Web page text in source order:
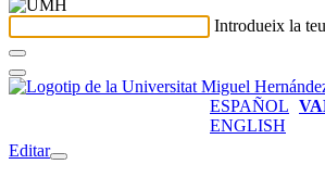
Introdueix la
ESPAÑOL
ENGLISH
Editar